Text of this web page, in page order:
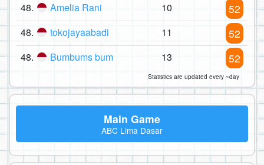
48. Amelia Rani 10 52
48. tokojayaabadi 11 52
48. Bumbums bum 13 52
Statistics are updated every ~day
Main Game
ABC Lima Dasar